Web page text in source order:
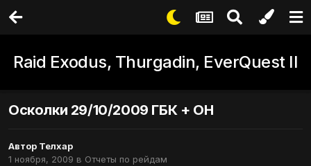
Raid Exodus, Thurgadin, EverQuest II
Осколки 29/10/2009 ГБК + ОН
Автор Телхар
1 ноября, 2009 в Отчеты по рейдам